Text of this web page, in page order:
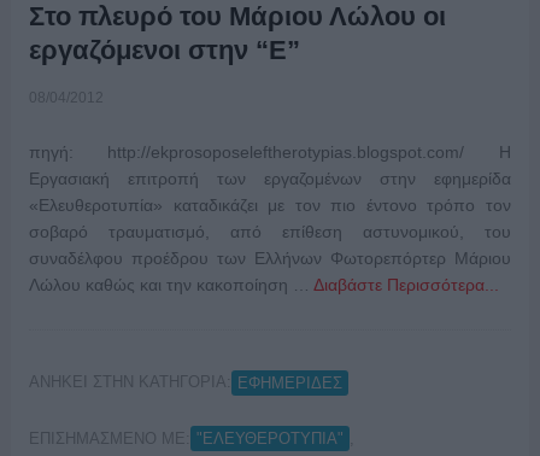
Στο πλευρό του Μάριου Λώλου οι
εργαζόμενοι στην “Ε”
08/04/2012
πηγή: http://ekprosoposeleftherotypias.blogspot.com/ Η
Εργασιακή επιτροπή των εργαζομένων στην εφημερίδα
«Ελευθεροτυπία» καταδικάζει με τον πιο έντονο τρόπο τον
σοβαρό τραυματισμό, από επίθεση αστυνομικού, του
συναδέλφου προέδρου των Ελλήνων Φωτορεπόρτερ Μάριου
Λώλου καθώς και την κακοποίηση … Διαβάστε Περισσότερα...
ΑΝΗΚΕΙ ΣΤΗΝ ΚΑΤΗΓΟΡΙΑ: ΕΦΗΜΕΡΙΔΕΣ
ΕΠΙΣΗΜΑΣΜΕΝΟ ΜΕ: "ΕΛΕΥΘΕΡΟΤΥΠΙΑ"